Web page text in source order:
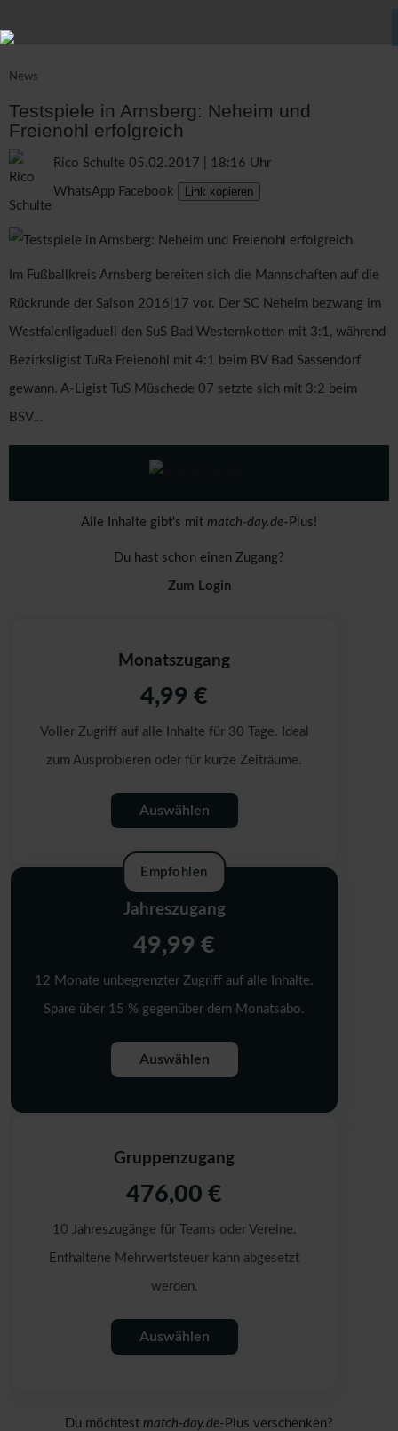
News
Testspiele in Arnsberg: Neheim und
Freienohl erfolgreich
Rico Schulte 05.02.2017 | 18:16 Uhr
WhatsApp Facebook Link kopieren
Im Fußballkreis Arnsberg bereiten sich die Mannschaften auf die
Rückrunde der Saison 2016|17 vor. Der SC Neheim bezwang im
Westfalenligaduell den SuS Bad Westernkotten mit 3:1, während
Bezirksligist TuRa Freienohl mit 4:1 beim BV Bad Sassendorf
gewann. A-Ligist TuS Müschede 07 setzte sich mit 3:2 beim
BSV…
Alle Inhalte gibt's mit match-day.de-Plus!
Du hast schon einen Zugang?
Zum Login
Monatszugang
4,99 €
Voller Zugriff auf alle Inhalte für 30 Tage. Ideal
zum Ausprobieren oder für kurze Zeiträume.
Auswählen
Empfohlen
Jahreszugang
49,99 €
12 Monate unbegrenzter Zugriff auf alle Inhalte.
Spare über 15 % gegenüber dem Monatsabo.
Auswählen
Gruppenzugang
476,00 €
10 Jahreszugänge für Teams oder Vereine.
Enthaltene Mehrwertsteuer kann abgesetzt
werden.
Auswählen
Du möchtest match-day.de-Plus verschenken?